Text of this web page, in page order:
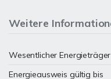
Weitere
Wesentlicher Energieträger
Energieausweis gültig bis